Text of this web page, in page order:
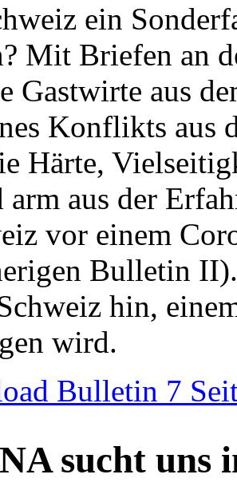
ein
Mit Briefen an
Gastwirte aus
Konflikts aus
Härte,
aus der
vor einem
Bulletin
hin,
wird.
Bulletin 7
sucht uns